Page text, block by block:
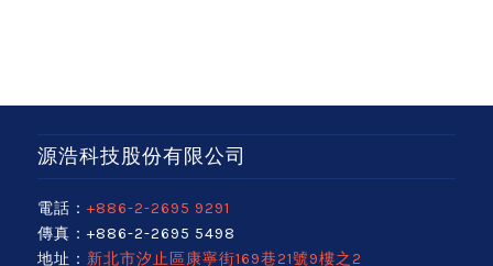
源浩科技股份有限公司
電話： +886-2-2695 9291
傳真：+886-2-2695 5498
地址： 新北市汐止區康寧街169巷21號9樓之2